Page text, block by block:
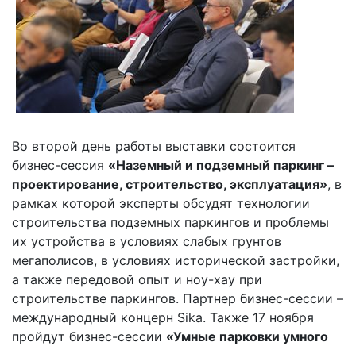
Во второй день работы выставки состоится
бизнес-сессия «Наземный и подземный паркинг –
проектирование, строительство, эксплуатация», в
рамках которой эксперты обсудят технологии
строительства подземных паркингов и проблемы
их устройства в условиях слабых грунтов
мегаполисов, в условиях исторической застройки,
а также передовой опыт и ноу-хау при
строительстве паркингов. Партнер бизнес-сессии –
международный концерн Sika. Также 17 ноября
пройдут бизнес-сессии «Умные парковки умного